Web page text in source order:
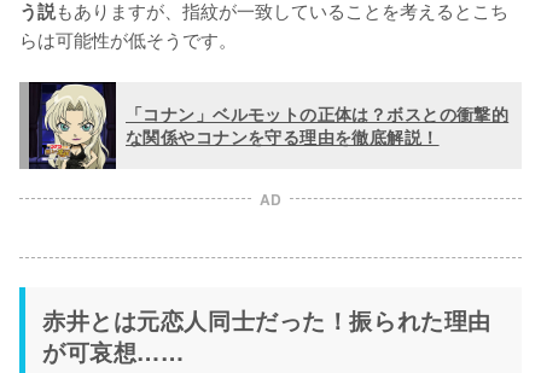
う説もありますが、指紋が一致していることを考えるとこち
らは可能性が低そうです。
「コナン」ベルモットの正体は？ボスとの衝撃的
な関係やコナンを守る理由を徹底解説！
AD
赤井とは元恋人同士だった！振られた理由
が可哀想……